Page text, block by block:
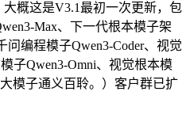
概这是V3.1最初一次更新，包
Max、下一代根本模子架
问编程模子Qwen3-Coder、视觉
子Qwen3-Omni、视觉根本模
模子通义百聆。）客户群已扩